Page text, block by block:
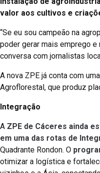
valor aos cultivos e
“Se eu sou campeão na
poder gerar mais emprego e
conversa com jornalistas
A nova ZPE já conta com
Agroflorestal, que produz
Integração
A ZPE de Cáceres ainda
em uma das rotas de
Quadrante Rondon. O
otimizar a logística e